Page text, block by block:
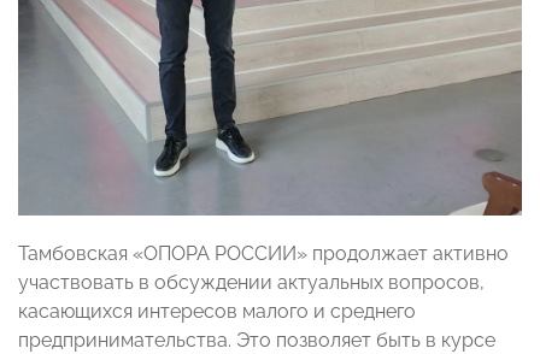
Тамбовская «ОПОРА РОССИИ» продолжает активно
участвовать в обсуждении актуальных вопросов,
касающихся интересов малого и среднего
предпринимательства. Это позволяет быть в курсе